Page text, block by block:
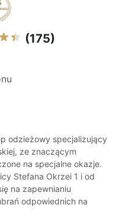
(175)
odzieżowy specjalizujący
ze znaczącym
na specjalne okazje.
Stefana Okrzei 1 i od
na zapewnianiu
odpowiednich na